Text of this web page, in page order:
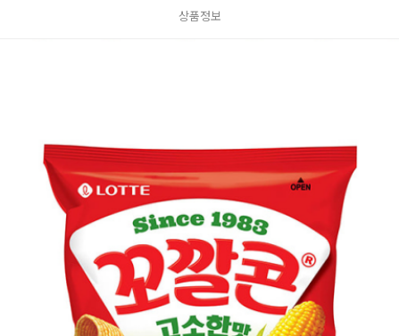
상품정보